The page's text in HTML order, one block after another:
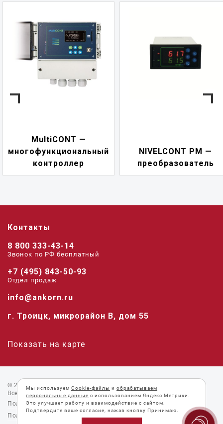
NIVELCONT PM —
преобразователь
Контакты
8 800 333-43-14
Звонок по РФ беcплатный
+7 (495) 843-50-93
Отдел продаж
info@ankorn.ru
г. Троицк, микрорайон В, дом 55
Показать на карте
© 2026 «Анкорн».
Все права защищены.
Пользовательское соглашение
Политика конфиденциальности
Мы используем Cookie-файлы и обрабатываем
персональные данные с использованием Яндекс Метрики.
Это улучшает работу и взаимодействие с сайтом.
Подтвердите ваше согласие, нажав кнопку Принимаю.